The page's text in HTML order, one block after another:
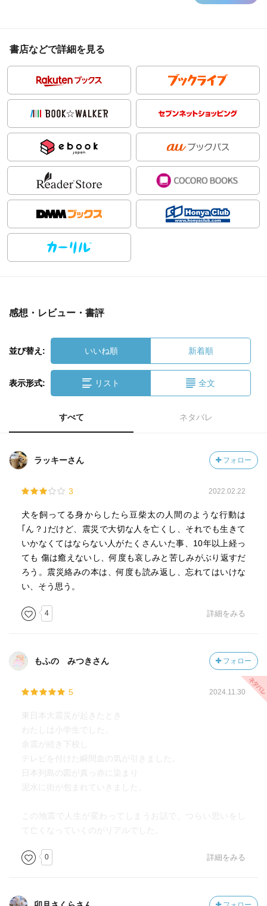
書店などで詳細を見る
感想・レビュー・書評
並び替え: いいね順 新着順
表示形式: リスト 全文
すべて ネタバレ
ラッキーさん フォロー
3 2022.02.22
犬を飼ってる身からしたら豆柴太の人間のような行動は
｢ん？｣だけど、震災で大切な人を亡くし、それでも生きて
いかなくてはならない人がたくさんいた事、10年以上経っ
ても 傷は癒えないし、何度も哀しみと苦しみがぶり返すだ
ろう。震災絡みの本は、何度も読み返し、忘れてはいけな
い、そう思う。
4 詳細をみる
もふの みつきさん フォロー
5 2024.11.30
東日本大震災が起きたとき
わたしは小学生でした。
余震が続き下校し
テレビを付けた瞬間血の気が引きました。
日本列島の図が真っ赤に染まり
泥水に街が包まれていきました。
この地震で人生が変わってしまうお話で、つらい思いをし
て亡くなっていくのがリアルでした。
0 詳細をみる